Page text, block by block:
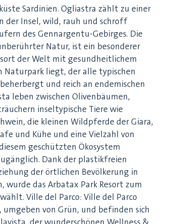
Sardinien. Ogliastra zählt zu einer
der Insel, wild, rauh und schroff
des Gennargentu-Gebirges. Die
Natur, ist ein besonderer
der Welt mit gesundheitlichem
Naturpark liegt, der alle typischen
und reich an endemischen
leben zwischen Olivenbäumen,
inseltypische Tiere wie
die kleinen Wildpferde der Giara,
und Kühe und eine Vielzahl von
geschützten Ökosystem
Dank der plastikfreien
der örtlichen Bevölkerung in
das Arbatax Park Resort zum
Ville del Parco: Ville del Parco
von Grün, und befinden sich